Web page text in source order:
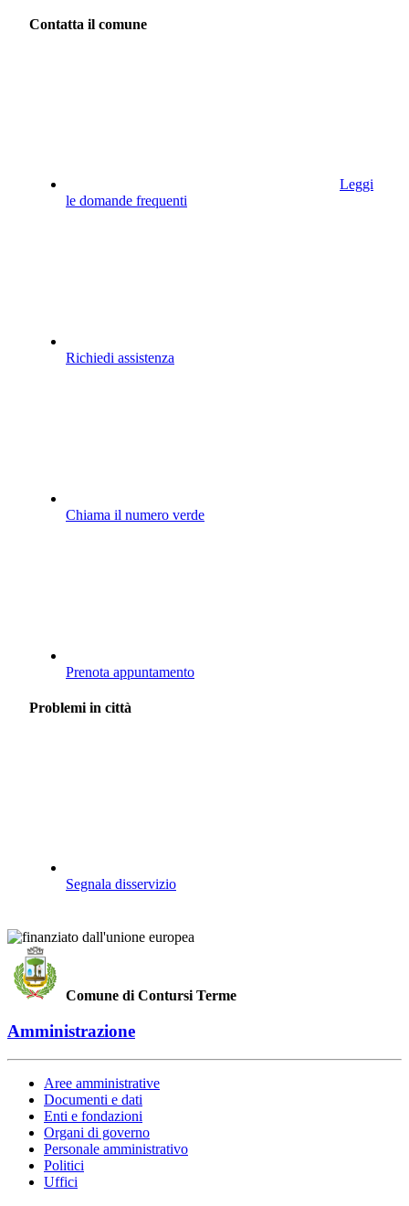
Contatta il comune
Leggi
le domande frequenti
Richiedi assistenza
Chiama il numero verde
Prenota appuntamento
Problemi in città
Segnala disservizio
Comune di Contursi Terme
Amministrazione
Aree amministrative
Documenti e dati
Enti e fondazioni
Organi di governo
Personale amministrativo
Politici
Uffici